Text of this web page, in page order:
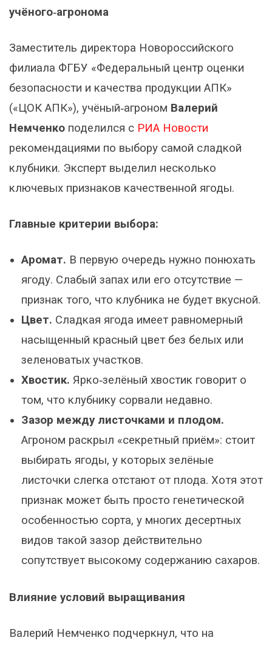
учёного‑агронома
Заместитель директора Новороссийского
филиала ФГБУ «Федеральный центр оценки
безопасности и качества продукции АПК»
(«ЦОК АПК»), учёный‑агроном Валерий
Немченко поделился с РИА Новости
рекомендациями по выбору самой сладкой
клубники. Эксперт выделил несколько
ключевых признаков качественной ягоды.
Главные критерии выбора:
Аромат. В первую очередь нужно понюхать
ягоду. Слабый запах или его отсутствие —
признак того, что клубника не будет вкусной.
Цвет. Сладкая ягода имеет равномерный
насыщенный красный цвет без белых или
зеленоватых участков.
Хвостик. Ярко‑зелёный хвостик говорит о
том, что клубнику сорвали недавно.
Зазор между листочками и плодом.
Агроном раскрыл «секретный приём»: стоит
выбирать ягоды, у которых зелёные
листочки слегка отстают от плода. Хотя этот
признак может быть просто генетической
особенностью сорта, у многих десертных
видов такой зазор действительно
сопутствует высокому содержанию сахаров.
Влияние условий выращивания
Валерий Немченко подчеркнул, что на